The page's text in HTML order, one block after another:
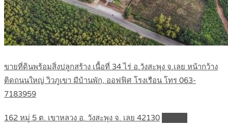
ขายที่ดินพร้อมสิ่งปลูกสร้าง เนื้อที่ 34 ไร่ อ.วังสะพุง จ.เลย หน้ากว้าง
ติดถนนใหญ่ วิวภูเขา มีบ้านพัก, ออฟฟิศ โรงเรือน โทร 063-
7183959
162 หมู่ 5 ต. เขาหลวง อ. วังสะพุง จ. เลย 42130